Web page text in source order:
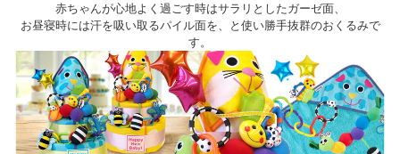
赤ちゃんが心地よく過ごす時はサラリとしたガーゼ面、
お昼寝時には汗を吸い取るパイル面を、と使い勝手抜群のおくるみで
す。